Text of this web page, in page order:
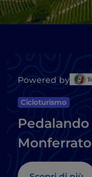
Powered by
Cicloturismo
Monferrato